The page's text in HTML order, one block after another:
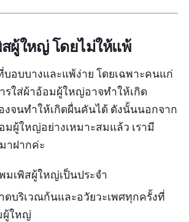
ผู้ใหญ่ โดยไม่ให้แพ้
อบบางและแพ้ง่าย โดยเฉพาะคนแก่
รใส่ผ้าอ้อมผู้ใหญ่อาจทำให้เกิด
งจนทำให้เกิดผื่นคันได้ ดังนั้นนอกจาก
มผู้ใหญ่อย่างเหมาะสมแล้ว เรามี
าฝากค่ะ
มเพิสผู้ใหญ่เป็นประจำ
บริเวณก้นและอวัยวะเพศทุกครั้งที่
ผู้ใหญ่